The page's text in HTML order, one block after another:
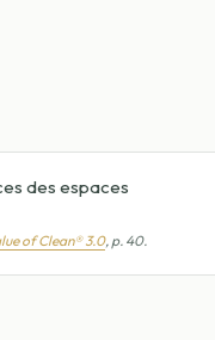
des espaces
of Clean® 3.0, p. 40.